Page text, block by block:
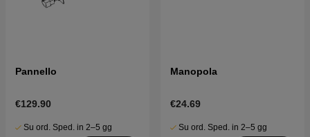
Pannello
€129.90
Su ord. Sped. in 2–5 gg
Manopola
€24.69
Su ord. Sped. in 2–5 gg